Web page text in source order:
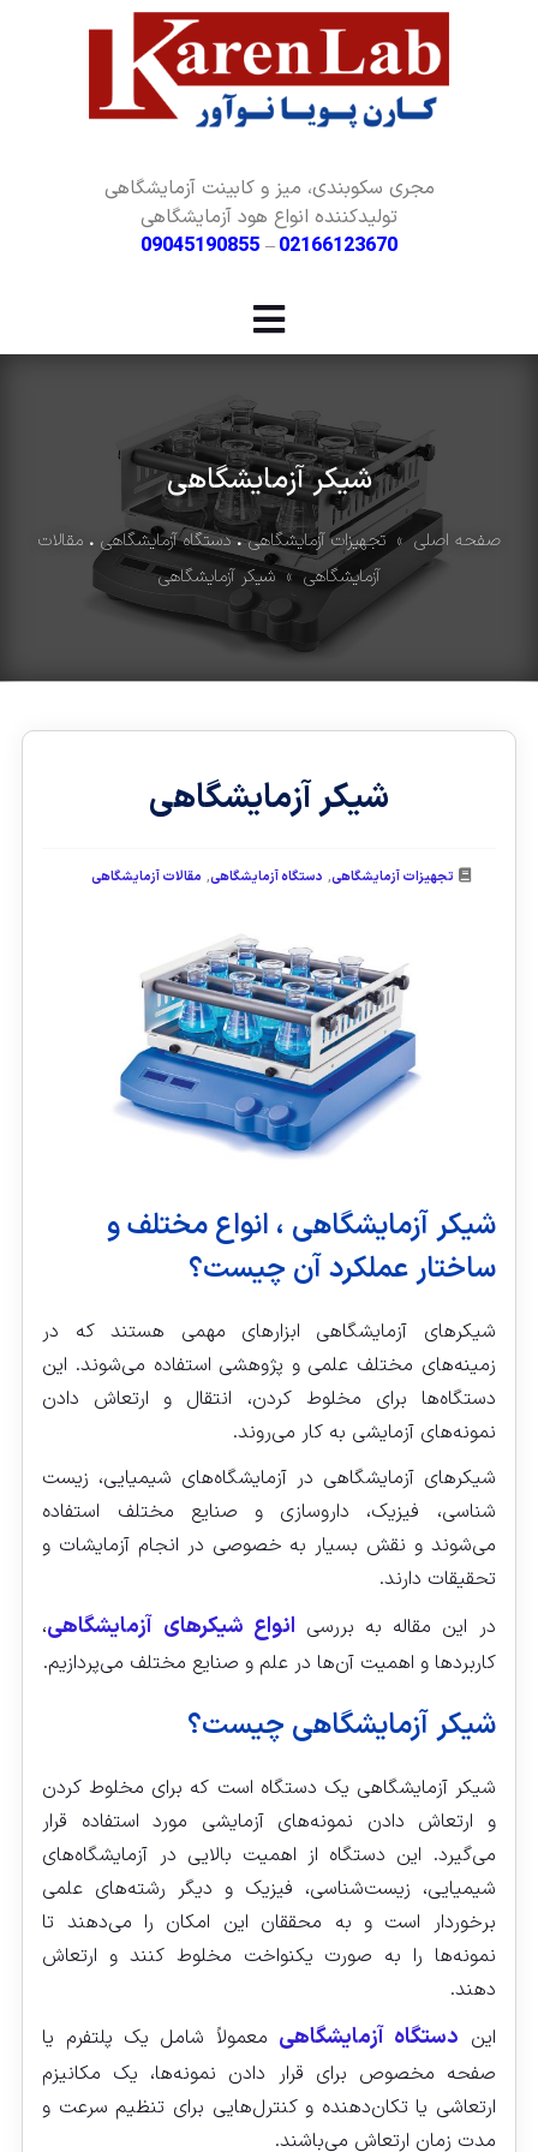
مجری سکوبندی، میز و کابینت آزمایشگاهی
تولیدکننده انواع هود آزمایشگاهی
02166123670
–
09045190855
شیکر آزمایشگاهی
صفحه اصلی»تجهیزات آزمایشگاهی•دستگاه آزمایشگاهی •مقالات
آزمایشگاهی» شیکر آزمایشگاهی
شیکر آزمایشگاهی
تجهیزات آزمایشگاهی, دستگاه آزمایشگاهی, مقالات آزمایشگاهی
شیکر آزمایشگاهی ، انواع مختلف و
ساختار عملکرد آن چیست؟
شیکرهای آزمایشگاهی ابزارهای مهمی هستند که در
زمینه‌های مختلف علمی و پژوهشی استفاده می‌شوند. این
دستگاه‌ها برای مخلوط کردن، انتقال و ارتعاش دادن
نمونه‌های آزمایشی به کار می‌روند.
شیکرهای آزمایشگاهی در آزمایشگاه‌های شیمیایی، زیست
شناسی، فیزیک، داروسازی و صنایع مختلف استفاده
می‌شوند و نقش بسیار به خصوصی در انجام آزمایشات و
تحقیقات دارند.
در این مقاله به بررسی انواع شیکرهای آزمایشگاهی،
کاربردها و اهمیت آن‌ها در علم و صنایع مختلف می‌پردازیم.
شیکر آزمایشگاهی چیست؟
شیکر آزمایشگاهی یک دستگاه است که برای مخلوط کردن
و ارتعاش دادن نمونه‌های آزمایشی مورد استفاده قرار
می‌گیرد. این دستگاه‌ از اهمیت بالایی در آزمایشگاه‌های
شیمیایی، زیست‌شناسی، فیزیک و دیگر رشته‌های علمی
برخوردار است و به محققان این امکان را می‌دهند تا
نمونه‌ها را به صورت یکنواخت مخلوط کنند و ارتعاش
دهند.
این دستگاه‌ آزمایشگاهی معمولاً شامل یک پلتفرم یا
صفحه مخصوص برای قرار دادن نمونه‌ها، یک مکانیزم
ارتعاشی یا تکان‌دهنده و کنترل‌هایی برای تنظیم سرعت و
مدت زمان ارتعاش می‌باشند.